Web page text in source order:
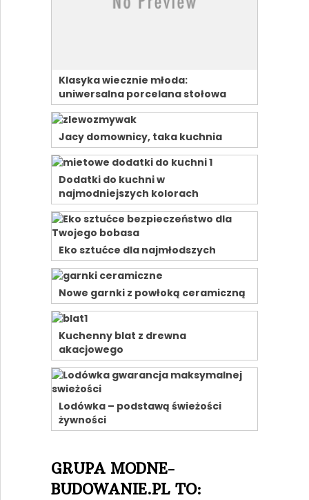
Klasyka wiecznie młoda:
uniwersalna porcelana stołowa
Jacy domownicy, taka kuchnia
Dodatki do kuchni w
najmodniejszych kolorach
Eko sztućce dla najmłodszych
Nowe garnki z powłoką ceramiczną
Kuchenny blat z drewna
akacjowego
Lodówka – podstawą świeżości
żywności
GRUPA MODNE-
BUDOWANIE.PL TO: